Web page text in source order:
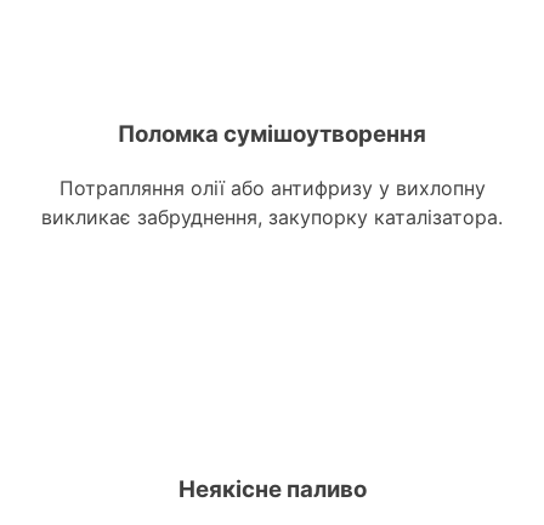
Поломка сумішоутворення
Потрапляння олії або антифризу у вихлопну
викликає забруднення, закупорку каталізатора.
Неякісне паливо